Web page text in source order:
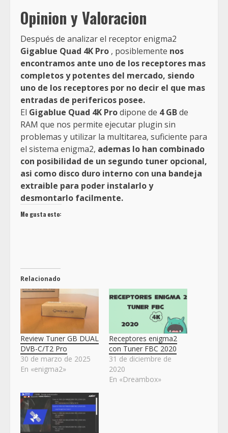
Opinion y Valoracion
Después de analizar el receptor enigma2
Gigablue Quad 4K Pro , posiblemente nos
encontramos ante uno de los receptores mas
completos y potentes del mercado, siendo
uno de los receptores por no decir el que mas
entradas de perifericos posee.
El Gigablue Quad 4K Prodipone de 4 GBde
RAM que nos permite ejecutar plugin sin
problemas y utilizar la multitarea, suficiente para
el sistema enigma2, ademas lo han combinado
con posibilidad de un segundo tuner opcional,
asi como disco duro interno con una bandeja
extraible para poder instalarlo y
desmontarlo facilmente.
Me gusta esto:
Relacionado
Review Tuner GB DUAL
DVB-C/T2 Pro
30 de marzo de 2025
En «enigma2»
Receptores enigma2
con Tuner FBC 2020
31 de diciembre de
2020
En «Dreambox»